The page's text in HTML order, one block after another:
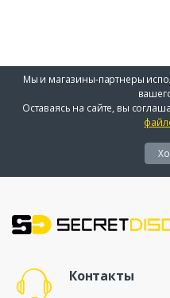
Мы и магазины-партнеры
Оставаясь на сайте, вы
Контакты